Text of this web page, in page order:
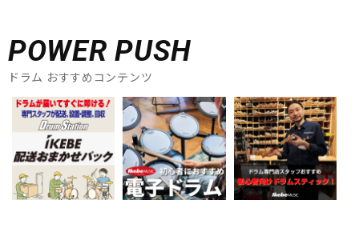
POWER PUSH
ドラム おすすめコンテンツ